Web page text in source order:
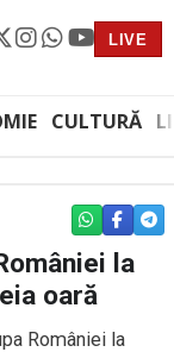
LIVE
CULTURĂ
WHATSAPP
la
oară
României la